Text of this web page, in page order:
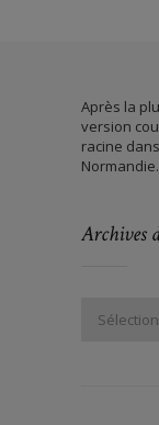
Après la
version
racine
Normandie.
Archives